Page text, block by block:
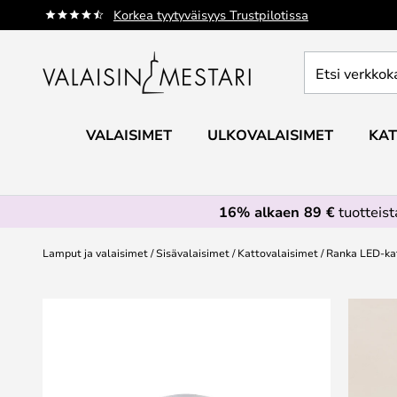
Korkea tyytyväisyys Trustpilotissa
Skip
to
verkkokaupan
VALAISIMET ULKOVALAISIMET
16% alkaen 89 €
Lamput ja valaisimet Sisävalaisimet Kattovalaisimet Ranka LED-